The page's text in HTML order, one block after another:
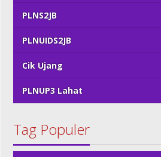
PLNS2JB
PLNUIDS2JB
Cik Ujang
PLNUP3 Lahat
Tag Populer